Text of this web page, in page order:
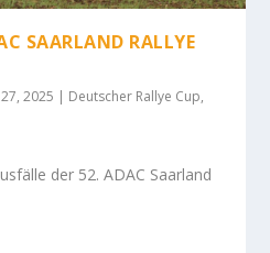
SAARLAND RALLYE
2025 | Deutscher Rallye Cup,
der 52. ADAC Saarland